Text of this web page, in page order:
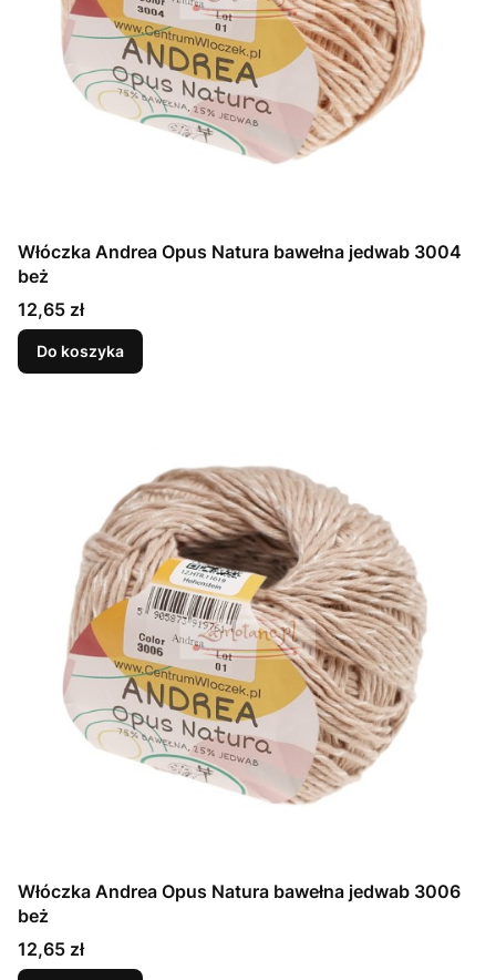
Włóczka Andrea Opus Natura bawełna jedwab 3004
beż
Cena
12,65 zł
Do koszyka
Włóczka Andrea Opus Natura bawełna jedwab 3006
beż
Cena
12,65 zł